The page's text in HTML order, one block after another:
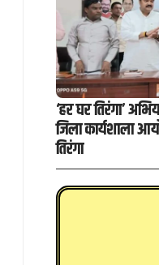
‘हर घर तिरंगा’
जिला कार्यशाला
तिरंगा